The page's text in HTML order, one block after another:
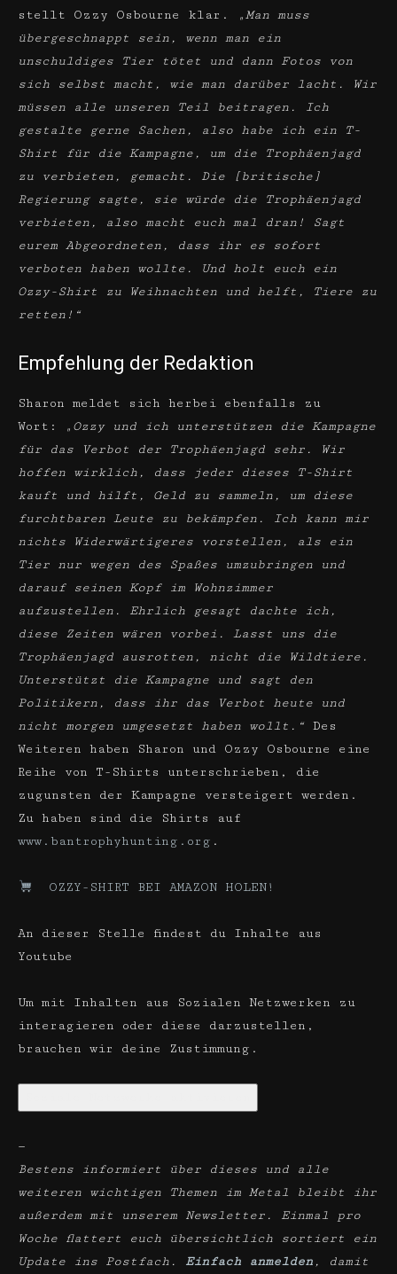
stellt Ozzy Osbourne klar.
„Man muss
übergeschnappt sein, wenn man ein
unschuldiges Tier tötet und dann Fotos von
sich selbst macht, wie man darüber lacht. Wir
müssen alle unseren Teil beitragen. Ich
gestalte gerne Sachen, also habe ich ein T-
Shirt für die Kampagne, um die Trophäenjagd
zu verbieten, gemacht. Die [britische]
Regierung sagte, sie würde die Trophäenjagd
verbieten, also macht euch mal dran! Sagt
eurem Abgeordneten, dass ihr es sofort
verboten haben wollte. Und holt euch ein
Ozzy-Shirt zu Weihnachten und helft, Tiere zu
retten!“
Empfehlung der Redaktion
Sharon meldet sich herbei ebenfalls zu
Wort:
„Ozzy und ich unterstützen die Kampagne
für das Verbot der Trophäenjagd sehr. Wir
hoffen wirklich, dass jeder dieses T-Shirt
kauft und hilft, Geld zu sammeln, um diese
furchtbaren Leute zu bekämpfen. Ich kann mir
nichts Widerwärtigeres vorstellen, als ein
Tier nur wegen des Spaßes umzubringen und
darauf seinen Kopf im Wohnzimmer
aufzustellen. Ehrlich gesagt dachte ich,
diese Zeiten wären vorbei. Lasst uns die
Trophäenjagd ausrotten, nicht die Wildtiere.
Unterstützt die Kampagne und sagt den
Politikern, dass ihr das Verbot heute und
nicht morgen umgesetzt haben wollt.“ Des
Weiteren haben Sharon und Ozzy Osbourne eine
Reihe von T-Shirts unterschrieben, die
zugunsten der Kampagne versteigert werden.
Zu haben sind die Shirts auf
www.bantrophyhunting.org .
OZZY-SHIRT BEI AMAZON HOLEN!
An dieser Stelle findest du Inhalte aus
Youtube
Um mit Inhalten aus Sozialen Netzwerken zu
interagieren oder diese darzustellen,
brauchen wir deine Zustimmung.
—
Bestens informiert über dieses und alle
weiteren wichtigen Themen im Metal bleibt ihr
außerdem mit unserem Newsletter. Einmal pro
Woche flattert euch übersichtlich sortiert ein
Update ins Postfach.
Einfach anmelden , damit